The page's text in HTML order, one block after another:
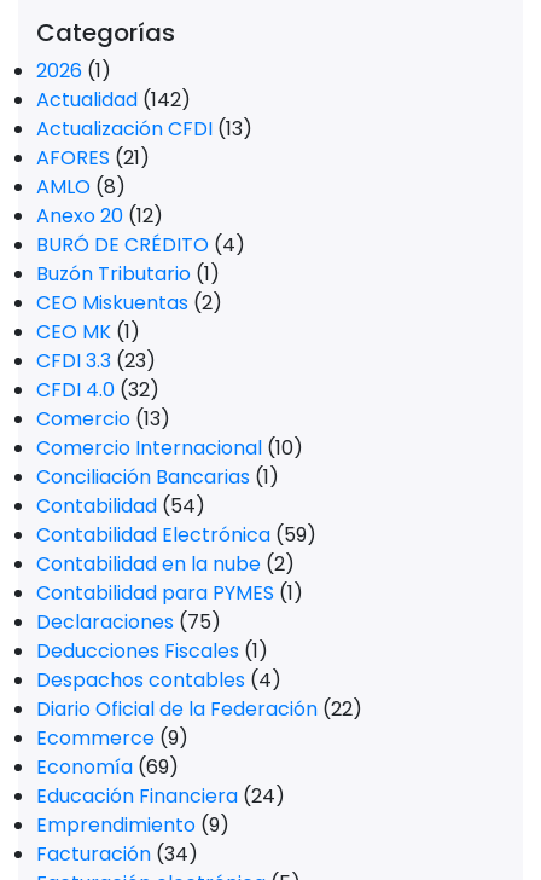
Categorías
2026 (1)
Actualidad (142)
Actualización CFDI (13)
AFORES (21)
AMLO (8)
Anexo 20 (12)
BURÓ DE CRÉDITO (4)
Buzón Tributario (1)
CEO Miskuentas (2)
CEO MK (1)
CFDI 3.3 (23)
CFDI 4.0 (32)
Comercio (13)
Comercio Internacional (10)
Conciliación Bancarias (1)
Contabilidad (54)
Contabilidad Electrónica (59)
Contabilidad en la nube (2)
Contabilidad para PYMES (1)
Declaraciones (75)
Deducciones Fiscales (1)
Despachos contables (4)
Diario Oficial de la Federación (22)
Ecommerce (9)
Economía (69)
Educación Financiera (24)
Emprendimiento (9)
Facturación (34)